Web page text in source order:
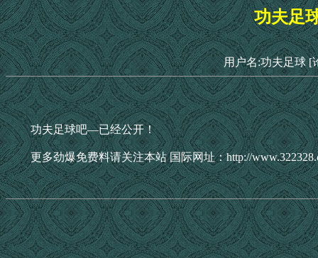
功夫足
用户名:功夫足球 [
功夫足球吧—已经公开！
更多劲爆免费料请关注本站 国际网址：http://